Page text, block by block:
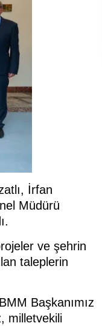
İrfan
Müdürü
ve şehrin
taleplerin
Başkanımız
milletvekili